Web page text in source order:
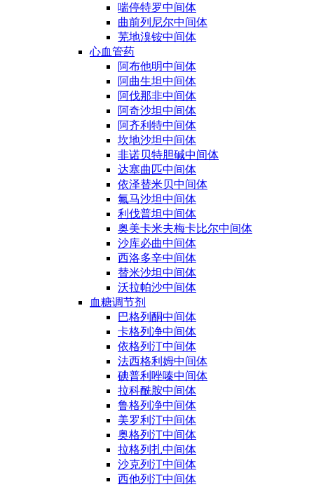
喘停特罗中间体
曲前列尼尔中间体
芜地溴铵中间体
心血管药
阿布他明中间体
阿曲生坦中间体
阿伐那非中间体
阿奇沙坦中间体
阿齐利特中间体
坎地沙坦中间体
非诺贝特胆碱中间体
达塞曲匹中间体
依泽替米贝中间体
氟马沙坦中间体
利伐普坦中间体
奥美卡米夫梅卡比尔中间体
沙库必曲中间体
西洛多辛中间体
替米沙坦中间体
沃拉帕沙中间体
血糖调节剂
巴格列酮中间体
卡格列净中间体
依格列汀中间体
法西格利姆中间体
碘普利唑嗪中间体
拉科酰胺中间体
鲁格列净中间体
美罗利汀中间体
奥格列汀中间体
拉格列扎中间体
沙克列汀中间体
西他列汀中间体